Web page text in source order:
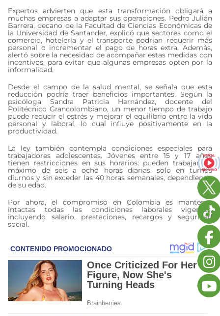
Expertos advierten que esta transformación obligará a
muchas empresas a adaptar sus operaciones. Pedro Julián
Barrera, decano de la Facultad de Ciencias Económicas de
la Universidad de Santander, explicó que sectores como el
comercio, hotelería y el transporte podrían requerir más
personal o incrementar el pago de horas extra. Además,
alertó sobre la necesidad de acompañar estas medidas con
incentivos, para evitar que algunas empresas opten por la
informalidad.
Desde el campo de la salud mental, se señala que esta
reducción podría traer beneficios importantes. Según la
psicóloga Sandra Patricia Hernández, docente del
Politécnico Grancolombiano, un menor tiempo de trabajo
puede reducir el estrés y mejorar el equilibrio entre la vida
personal y laboral, lo cual influye positivamente en la
productividad.
La ley también contempla condiciones especiales para
trabajadores adolescentes. Jóvenes entre 15 y 17 años
tienen restricciones en sus horarios: pueden trabajar un
máximo de seis a ocho horas diarias, solo en turnos
diurnos y sin exceder las 40 horas semanales, dependiendo
de su edad.
Por ahora, el compromiso en Colombia es mantener
intactas todas las condiciones laborales vigentes,
incluyendo salario, prestaciones, recargos y seguridad
social.